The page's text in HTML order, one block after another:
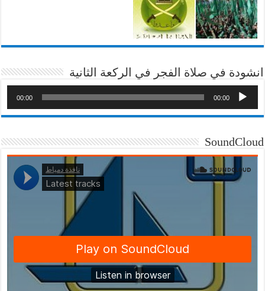
انشودة في صلاة الفجر في الركعة الثانية
00:00
00:00
SoundCloud